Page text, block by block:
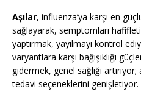
Aşılar, influenza’ya karşı en
sağlayarak, semptomları
yaptırmak, yayılmayı kontrol
varyantlara karşı bağışıklığı
gidermek, genel sağlığı
tedavi seçeneklerini genişletiyor.